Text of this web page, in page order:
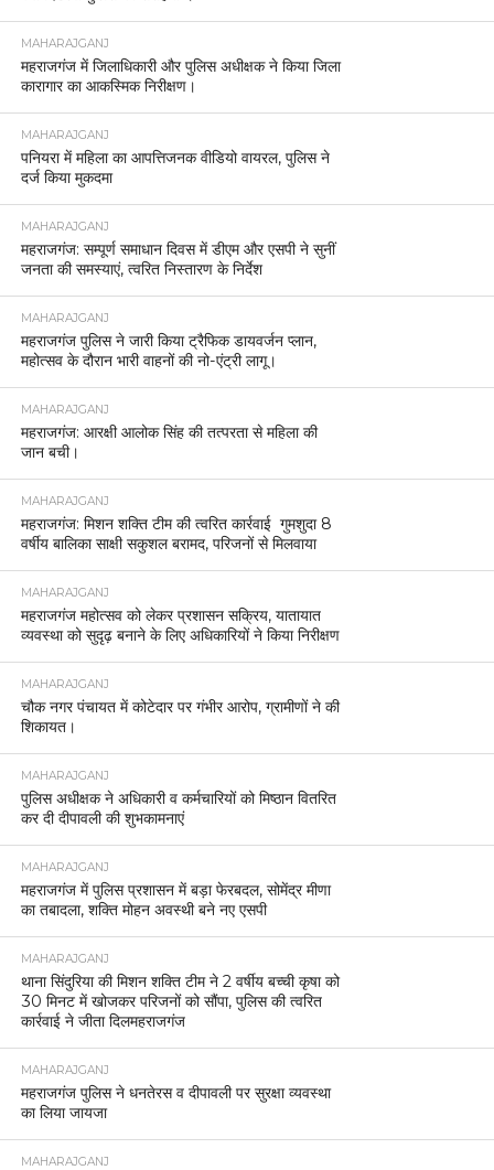
MAHARAJGANJ
महराजगंज में जिलाधिकारी और पुलिस अधीक्षक ने किया जिला
कारागार का आकस्मिक निरीक्षण।
MAHARAJGANJ
पनियरा में महिला का आपत्तिजनक वीडियो वायरल, पुलिस ने
दर्ज किया मुकदमा
MAHARAJGANJ
महराजगंज: सम्पूर्ण समाधान दिवस में डीएम और एसपी ने सुनीं
जनता की समस्याएं, त्वरित निस्तारण के निर्देश
MAHARAJGANJ
महराजगंज पुलिस ने जारी किया ट्रैफिक डायवर्जन प्लान,
महोत्सव के दौरान भारी वाहनों की नो-एंट्री लागू।
MAHARAJGANJ
महराजगंज: आरक्षी आलोक सिंह की तत्परता से महिला की
जान बची।
MAHARAJGANJ
महराजगंज: मिशन शक्ति टीम की त्वरित कार्रवाई गुमशुदा 8
वर्षीय बालिका साक्षी सकुशल बरामद, परिजनों से मिलवाया
MAHARAJGANJ
महराजगंज महोत्सव को लेकर प्रशासन सक्रिय, यातायात
व्यवस्था को सुदृढ़ बनाने के लिए अधिकारियों ने किया निरीक्षण
MAHARAJGANJ
चौक नगर पंचायत में कोटेदार पर गंभीर आरोप, ग्रामीणों ने की
शिकायत।
MAHARAJGANJ
पुलिस अधीक्षक ने अधिकारी व कर्मचारियों को मिष्ठान वितरित
कर दी दीपावली की शुभकामनाएं
MAHARAJGANJ
महराजगंज में पुलिस प्रशासन में बड़ा फेरबदल, सोमेंद्र मीणा
का तबादला, शक्ति मोहन अवस्थी बने नए एसपी
MAHARAJGANJ
थाना सिंदुरिया की मिशन शक्ति टीम ने 2 वर्षीय बच्ची कृषा को
30 मिनट में खोजकर परिजनों को सौंपा, पुलिस की त्वरित
कार्रवाई ने जीता दिलमहराजगंज
MAHARAJGANJ
महराजगंज पुलिस ने धनतेरस व दीपावली पर सुरक्षा व्यवस्था
का लिया जायजा
MAHARAJGANJ